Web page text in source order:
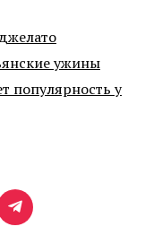
ужины
популярность у